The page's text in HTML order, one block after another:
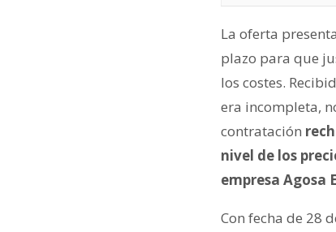
La oferta
plazo para que
los costes.
era incompleta,
contratación
nivel de los
empresa Agosa
Con fecha de 28